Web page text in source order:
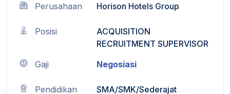
Perusahaan Horison Hotels Group
Posisi
ACQUISITION
RECRUITMENT SUPERVISOR
Gaji
Negosiasi
Pendidikan SMA/SMK/Sederajat